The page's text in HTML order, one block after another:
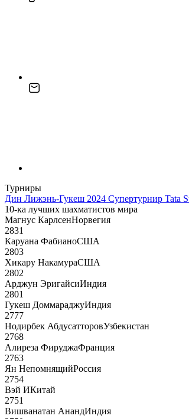
Турниры
Дин Лижэнь-Гукеш 2024 Супертурнир Tata
10-ка лучших шахматистов мира
Магнус КарлсенНорвегия
2831
Каруана ФабианоСША
2803
Хикару НакамураСША
2802
Арджун ЭригайсиИндия
2801
Гукеш ДоммараджуИндия
2777
Нодирбек АбдусатторовУзбекистан
2768
Алиреза ФируджаФранция
2763
Ян НепомнящийРоссия
2754
Вэй ИКитай
2751
Вишванатан АнандИндия